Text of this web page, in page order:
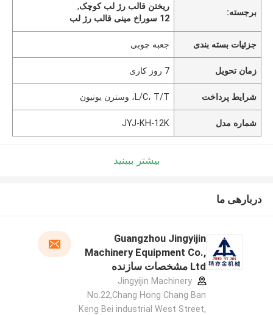
برجسته:
ریختن قالب رژ لب کوچک,
12 سوراخ مینی قالب رژ لب
جزئیات بسته بندی جعبه چوبی
زمان تحویل 7 روز کاری
شرایط پرداخت L/C، T/T، وسترن یونیون
شماره مدل JYJ-KH-12K
بیشتر ببینید
دربارهی ما
Guangzhou Jingyijin
Machinery Equipment Co.,
Ltd مشخصات سازنده
Jingyijin Machinery
No.22,Chang Hong Chang Ban
Keng Bei industrial West Street,